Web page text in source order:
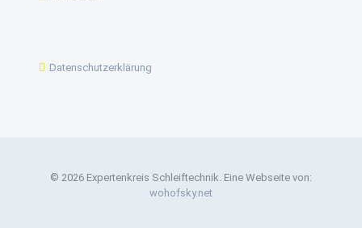
Datenschutzerklärung
© 2026 Expertenkreis Schleiftechnik. Eine Webseite von:
wohofsky.net